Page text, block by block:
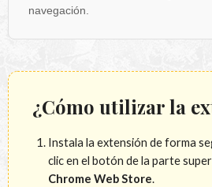
navegación.
¿Cómo utilizar la
Instala la extensión de forma
clic en el botón de la parte
Chrome Web Store.